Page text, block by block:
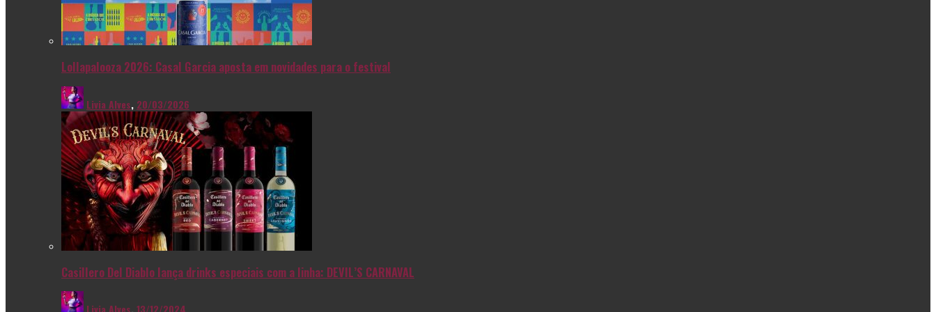
Lollapalooza 2026: Casal Garcia aposta em novidades para o festival
Livia Alves, 20/03/2026
Casillero Del Diablo lança drinks especiais com a linha: DEVIL’S CARNAVAL
Livia Alves 13/12/2024